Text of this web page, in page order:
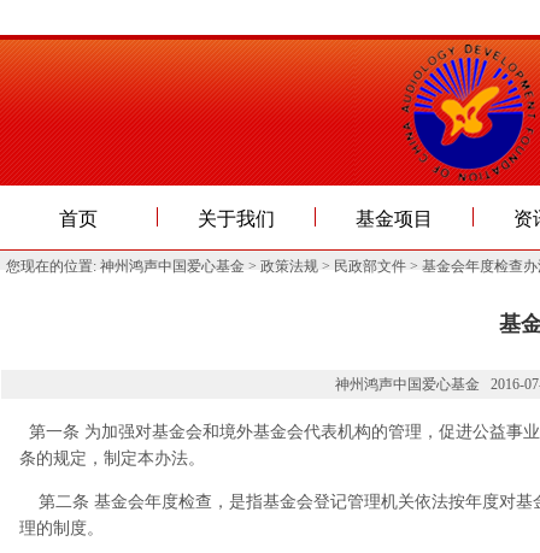
首页 关于我们 基金项目 资
您现在的位置: 神州鸿声中国爱心基金 > 政策法规 > 民政部文件 > 基金会年度检查
基
神州鸿声中国爱心基金 2016-
第一条 为加强对基金会和境外基金会代表机构的管理，促进公益事
条的规定，制定本办法。
第二条 基金会年度检查，是指基金会登记管理机关依法按年度对
理的制度。